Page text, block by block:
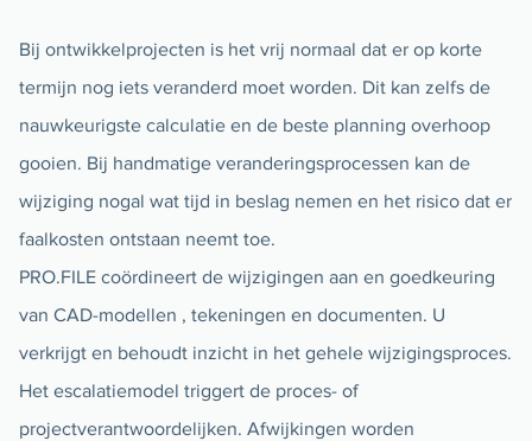
Bij ontwikkelprojecten is het vrij normaal dat er op korte
termijn nog iets veranderd moet worden. Dit kan zelfs de
nauwkeurigste calculatie en de beste planning overhoop
gooien. Bij handmatige veranderingsprocessen kan de
wijziging nogal wat tijd in beslag nemen en het risico dat er
faalkosten ontstaan neemt toe.
PRO.FILE coördineert de wijzigingen aan en goedkeuring
van CAD-modellen , tekeningen en documenten. U
verkrijgt en behoudt inzicht in het gehele wijzigingsproces.
Het escalatiemodel triggert de proces- of
projectverantwoordelijken. Afwijkingen worden